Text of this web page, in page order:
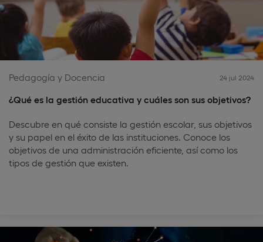
Pedagogía y Docencia 24 jul 2024
¿Qué es la gestión educativa y cuáles son sus objetivos?
Descubre en qué consiste la gestión escolar, sus objetivos
y su papel en el éxito de las instituciones. Conoce los
objetivos de una administración eficiente, así como los
tipos de gestión que existen.